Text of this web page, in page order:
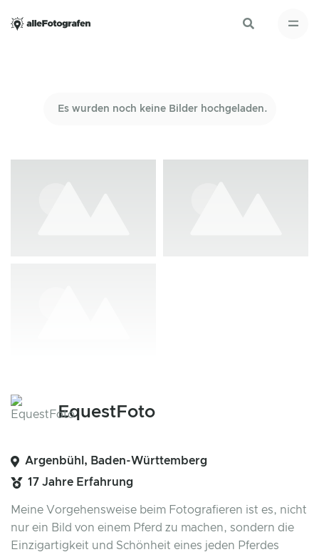
Es wurden noch keine Bilder hochgeladen.
EquestFoto
Argenbühl, Baden-Württemberg
17 Jahre Erfahrung
Meine Vorgehensweise beim Fotografieren ist es, nicht
nur ein Bild von einem Pferd zu machen, sondern die
Einzigartigkeit und Schönheit eines jeden Pferdes